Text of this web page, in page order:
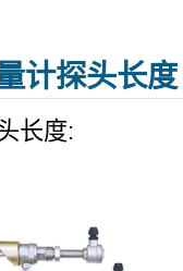
计探头长度
长度: